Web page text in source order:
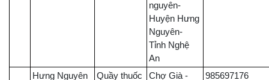
nguyên-
Huyện Hưng
Nguyên-
Tỉnh Nghệ
An
Hưng Nguyên
Quầy thuốc
Chợ Già -
985697176